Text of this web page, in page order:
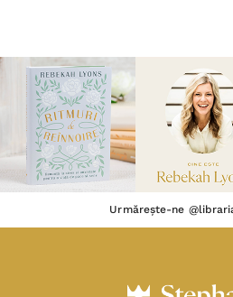
Urmărește-ne